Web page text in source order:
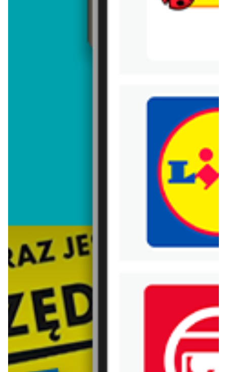
Trafiłeś na nieaktualną gazetkę
Zobacz aktualne gazetki Blix!
od dziś
Kaufland
od dziś
Oferta od czwartku